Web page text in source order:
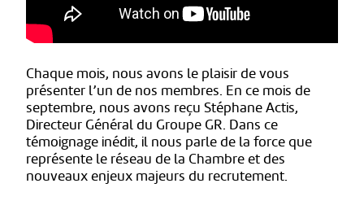
Chaque mois, nous avons le plaisir de vous
présenter l’un de nos membres. En ce mois de
septembre, nous avons reçu Stéphane Actis,
Directeur Général du Groupe GR. Dans ce
témoignage inédit, il nous parle de la force que
représente le réseau de la Chambre et des
nouveaux enjeux majeurs du recrutement.